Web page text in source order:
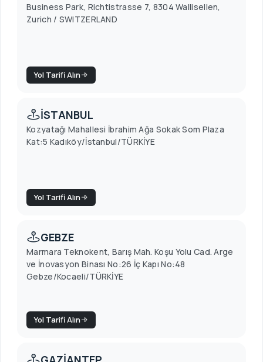
Business Park, Richtistrasse 7, 8304 Wallisellen,
Zurich / SWITZERLAND
Yol Tarifi Alın
İSTANBUL
Kozyatağı Mahallesi İbrahim Ağa Sokak Som Plaza
Kat:5 Kadıköy/İstanbul/TÜRKİYE
Yol Tarifi Alın
GEBZE
Marmara Teknokent, Barış Mah. Koşu Yolu Cad. Arge
ve İnovasyon Binası No:26 İç Kapı No:48
Gebze/Kocaeli/TÜRKİYE
Yol Tarifi Alın